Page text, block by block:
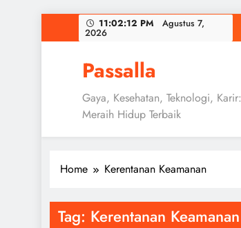
to
11:02:13 PM Agustus 7,
2026
Passalla
Gaya, Kesehatan, Teknologi, Karir:
Meraih Hidup Terbaik
Home Kerentanan Keamanan
Tag: Kerentanan Keamanan